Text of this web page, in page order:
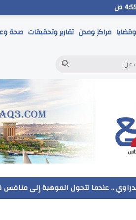
مراكز ومدن تقارير وتحقيقات صحة
جانبي
بحث
البحر الاحمر يتابع انطلاق امتحانات